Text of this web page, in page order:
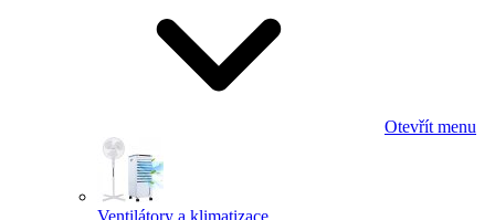
Otevřít menu
Ventilátory a klimatizace